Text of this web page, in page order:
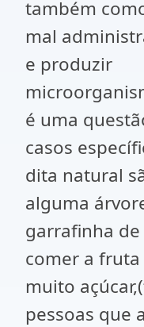
também
mal
e produzir
é uma
casos
dita natural
alguma
garrafinha de
comer a
muito
pessoas que